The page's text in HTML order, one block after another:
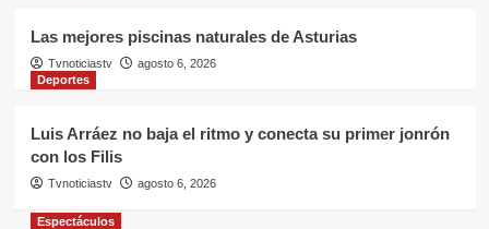
2
Actor Mario Cimarro lanzó dura
advirtió que lo que hacen en su
3
nuevo estilo
Las mejores piscinas naturales de Asturias
Tvnoticiastv
agosto 6, 2026
Deportes
Luis Arráez no baja el ritmo y conecta su primer jonrón
con los Filis
Tvnoticiastv agosto 6, 2026
Espectáculos